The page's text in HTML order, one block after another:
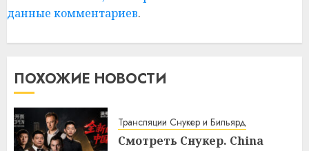
данные комментариев.
ПОХОЖИЕ НОВОСТИ
Трансляции Снукер и Бильярд
Смотреть Снукер. China